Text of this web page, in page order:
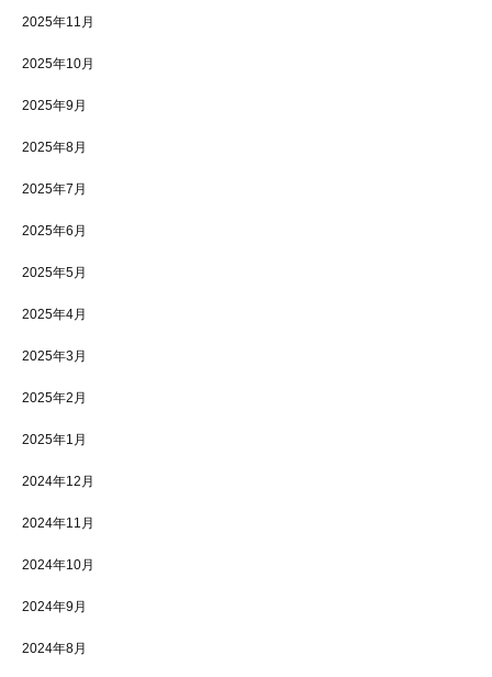
2025年11月
2025年10月
2025年9月
2025年8月
2025年7月
2025年6月
2025年5月
2025年4月
2025年3月
2025年2月
2025年1月
2024年12月
2024年11月
2024年10月
2024年9月
2024年8月